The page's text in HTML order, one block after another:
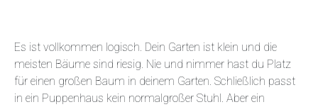
Es ist vollkommen logisch. Dein Garten ist klein und die
meisten Bäume sind riesig. Nie und nimmer hast du Platz
für einen großen Baum in deinem Garten. Schließlich passt
in ein Puppenhaus kein normalgroßer Stuhl. Aber ein